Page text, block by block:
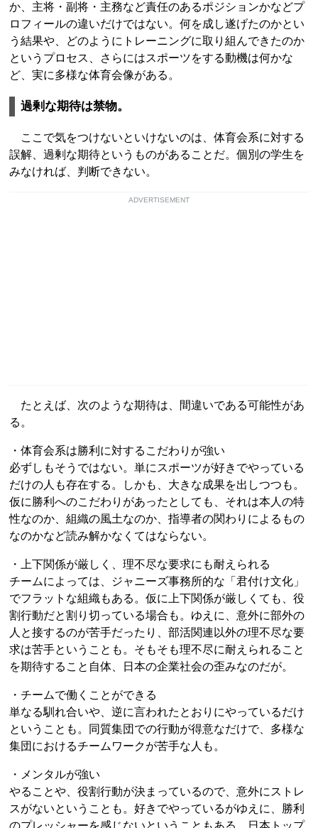
か、主将・副将・主務など責任のあるポジションかなどプ
ロフィールの違いだけではない。何を成し遂げたのかとい
う結果や、どのようにトレーニングに取り組んできたのか
というプロセス、さらにはスポーツをする動機は何かな
ど、実に多様な体育会像がある。
過剰な期待は禁物。
ここで気をつけないといけないのは、体育会系に対する
誤解、過剰な期待というものがあることだ。個別の学生を
みなければ、判断できない。
ADVERTISEMENT
たとえば、次のような期待は、間違いである可能性があ
る。
・体育会系は勝利に対するこだわりが強い
必ずしもそうではない。単にスポーツが好きでやっている
だけの人も存在する。しかも、大きな成果を出しつつも。
仮に勝利へのこだわりがあったとしても、それは本人の特
性なのか、組織の風土なのか、指導者の関わりによるもの
なのかなど読み解かなくてはならない。
・上下関係が厳しく、理不尽な要求にも耐えられる
チームによっては、ジャニーズ事務所的な「君付け文化」
でフラットな組織もある。仮に上下関係が厳しくても、役
割行動だと割り切っている場合も。ゆえに、意外に部外の
人と接するのが苦手だったり、部活関連以外の理不尽な要
求は苦手ということも。そもそも理不尽に耐えられること
を期待すること自体、日本の企業社会の歪みなのだが。
・チームで働くことができる
単なる馴れ合いや、逆に言われたとおりにやっているだけ
ということも。同質集団での行動が得意なだけで、多様な
集団におけるチームワークが苦手な人も。
・メンタルが強い
やることや、役割行動が決まっているので、意外にストレ
スがないということも。好きでやっているがゆえに、勝利